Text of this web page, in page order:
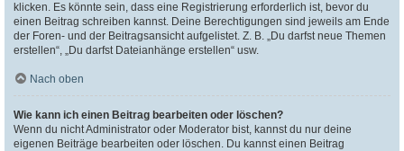
klicken. Es könnte sein, dass eine Registrierung erforderlich ist, bevor du
einen Beitrag schreiben kannst. Deine Berechtigungen sind jeweils am Ende
der Foren- und der Beitragsansicht aufgelistet. Z. B. „Du darfst neue Themen
erstellen“, „Du darfst Dateianhänge erstellen“ usw.
Nach oben
Wie kann ich einen Beitrag bearbeiten oder löschen?
Wenn du nicht Administrator oder Moderator bist, kannst du nur deine
eigenen Beiträge bearbeiten oder löschen. Du kannst einen Beitrag